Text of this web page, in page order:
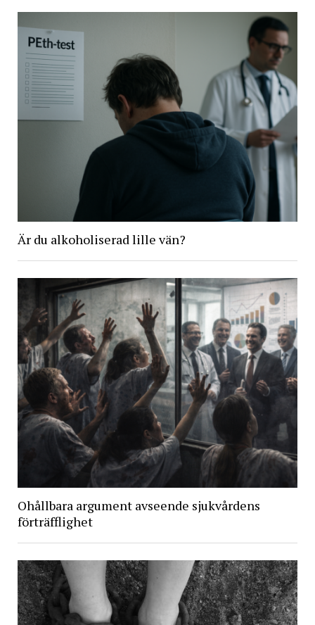
Är du alkoholiserad lille vän?
Ohållbara argument avseende sjukvårdens
förträfflighet